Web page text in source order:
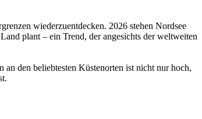
wiederzuentdecken. 2026 stehen Nordsee
plant – ein Trend, der angesichts der weltweiten
den beliebtesten Küstenorten ist nicht nur hoch,